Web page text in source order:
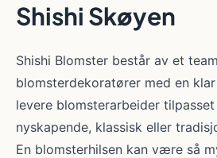
Shishi Skøyen
Shishi Blomster består av et
blomsterdekoratører med en
levere blomsterarbeider
nyskapende, klassisk eller
En blomsterhilsen kan være så